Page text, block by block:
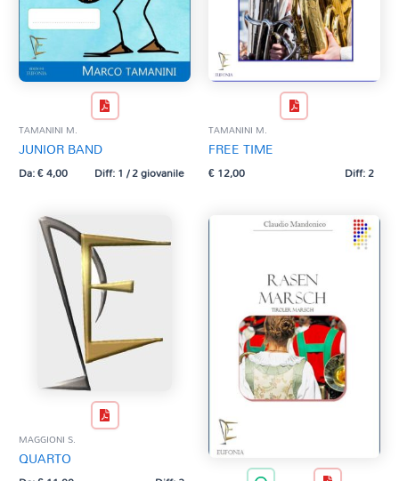
TAMANINI M.
JUNIOR BAND
Da:€4,00 Diff: 1 / 2 giovanile
TAMANINI M.
FREE TIME
€12,00 Diff: 2
MAGGIONI S.
QUARTO